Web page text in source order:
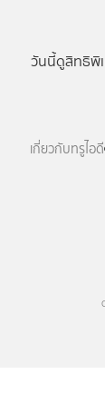
วันนี้ดูสิทธิพิ
เกี่ยวกับทรูไอดี